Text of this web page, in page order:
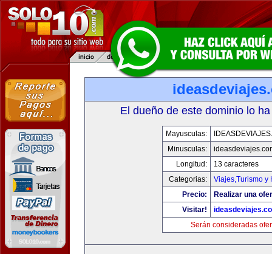
El dueño de este dominio lo
Mayusculas:
Minusculas:
Longitud:
13 caracteres
Categorias:
Viajes,Turismo y
Precio:
Realizar una
Visitar!
Serán consideradas